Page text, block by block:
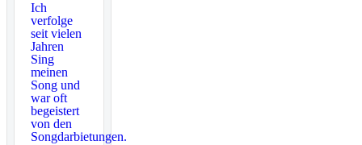
Ich
verfolge
seit vielen
Jahren
Sing
meinen
Song und
war oft
begeistert
von den
Songdarbietungen.